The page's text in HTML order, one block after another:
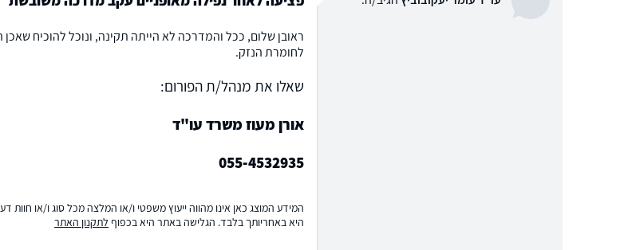
ראובן שלום, ככל והמדרכה לא הייתה תקינה, ונוכל להוכיח שאכן
לחומרת הנזק.
שאלו את מנהל/ת הפורום:
אורן מעוז משרד עו"ד
055-4532935
המידע המוצג כאן אינו מהווה ייעוץ משפטי ו/או המלצה מכל סוג ו/או
היא באחריותך בלבד. הגלישה באתר היא בכפוף לתקנון האתר